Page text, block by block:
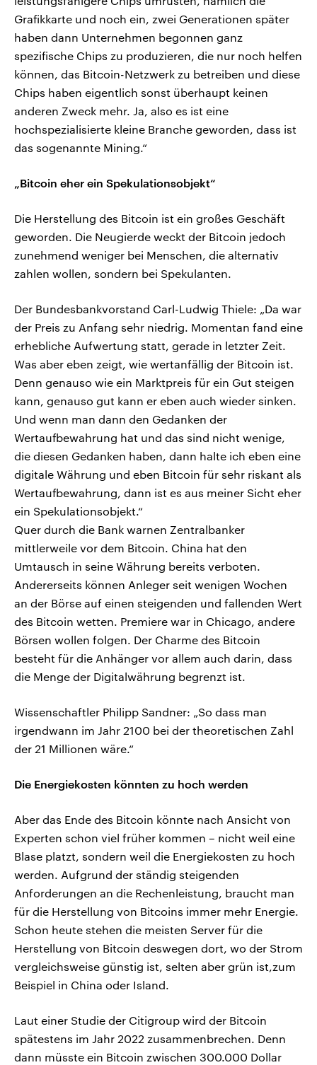
Grafikkarte und noch ein, zwei Generationen später
haben dann Unternehmen begonnen ganz
spezifische Chips zu produzieren, die nur noch helfen
können, das Bitcoin-Netzwerk zu betreiben und diese
Chips haben eigentlich sonst überhaupt keinen
anderen Zweck mehr. Ja, also es ist eine
hochspezialisierte kleine Branche geworden, dass ist
das sogenannte Mining.“
„Bitcoin eher ein Spekulationsobjekt“
Die Herstellung des Bitcoin ist ein großes Geschäft
geworden. Die Neugierde weckt der Bitcoin jedoch
zunehmend weniger bei Menschen, die alternativ
zahlen wollen, sondern bei Spekulanten.
Der Bundesbankvorstand Carl-Ludwig Thiele: „Da war
der Preis zu Anfang sehr niedrig. Momentan fand eine
erhebliche Aufwertung statt, gerade in letzter Zeit.
Was aber eben zeigt, wie wertanfällig der Bitcoin ist.
Denn genauso wie ein Marktpreis für ein Gut steigen
kann, genauso gut kann er eben auch wieder sinken.
Und wenn man dann den Gedanken der
Wertaufbewahrung hat und das sind nicht wenige,
die diesen Gedanken haben, dann halte ich eben eine
digitale Währung und eben Bitcoin für sehr riskant als
Wertaufbewahrung, dann ist es aus meiner Sicht eher
ein Spekulationsobjekt.“
Quer durch die Bank warnen Zentralbanker
mittlerweile vor dem Bitcoin. China hat den
Umtausch in seine Währung bereits verboten.
Andererseits können Anleger seit wenigen Wochen
an der Börse auf einen steigenden und fallenden Wert
des Bitcoin wetten. Premiere war in Chicago, andere
Börsen wollen folgen. Der Charme des Bitcoin
besteht für die Anhänger vor allem auch darin, dass
die Menge der Digitalwährung begrenzt ist.
Wissenschaftler Philipp Sandner: „So dass man
irgendwann im Jahr 2100 bei der theoretischen Zahl
der 21 Millionen wäre.“
Die Energiekosten könnten zu hoch werden
Aber das Ende des Bitcoin könnte nach Ansicht von
Experten schon viel früher kommen – nicht weil eine
Blase platzt, sondern weil die Energiekosten zu hoch
werden. Aufgrund der ständig steigenden
Anforderungen an die Rechenleistung, braucht man
für die Herstellung von Bitcoins immer mehr Energie.
Schon heute stehen die meisten Server für die
Herstellung von Bitcoin deswegen dort, wo der Strom
vergleichsweise günstig ist, selten aber grün ist,zum
Beispiel in China oder Island.
Laut einer Studie der Citigroup wird der Bitcoin
spätestens im Jahr 2022 zusammenbrechen. Denn
dann müsste ein Bitcoin zwischen 300.000 Dollar